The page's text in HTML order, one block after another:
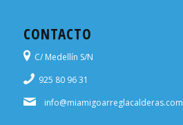
CONTACTO
C/ Medellín S/N
925 80 96 31
info@miamigoarreglacalderas.com